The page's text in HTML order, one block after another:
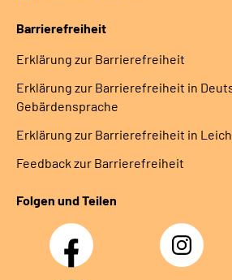
Barrierefreiheit
Erklärung zur Barrierefreiheit
Erklärung zur Barrierefreiheit in
Gebärdensprache
Erklärung zur Barrierefreiheit in
Feedback zur Barrierefreiheit
Folgen und Teilen
Facebook Instagram